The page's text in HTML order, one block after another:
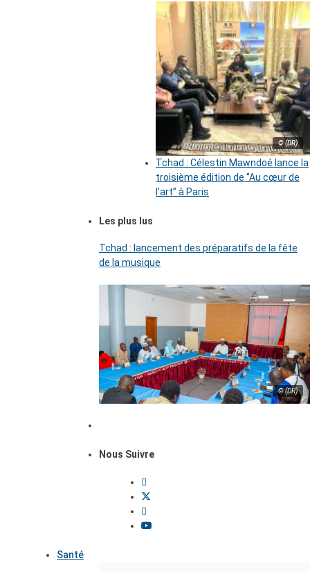
© (DR)
Tchad : Célestin Mawndoé lance la
troisième édition de ‘’Au cœur de
l’art’’ à Paris
Les plus lus
Tchad : lancement des préparatifs de la fête
de la musique
© (DR)
Nous Suivre
Santé